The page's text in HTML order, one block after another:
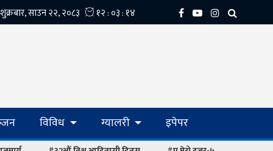
विविध ग्यालरी इपेपर